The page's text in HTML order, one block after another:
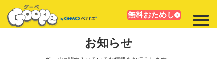
無料おためし
お知らせ